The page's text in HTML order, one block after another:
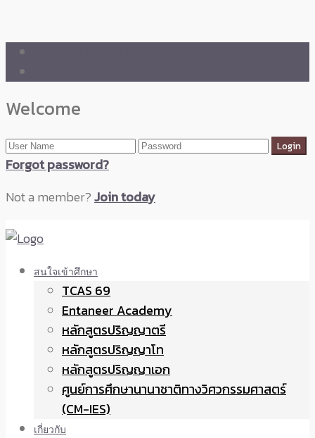
Welcome
Forgot password?
Not a member?Join today
สนใจเข้าศึกษา
TCAS 69
Entaneer Academy
หลักสูตรปริญญาตรี
หลักสูตรปริญญาโท
หลักสูตรปริญญาเอก
ศูนย์การศึกษานานาชาติทางวิศวกรรมศาสตร์
(CM-IES)
เกี่ยวกับ